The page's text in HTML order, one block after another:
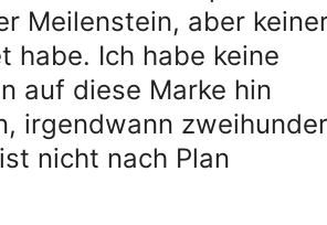
Meilenstein, aber
habe. Ich habe keine
auf diese Marke hin
irgendwann
nicht nach Plan